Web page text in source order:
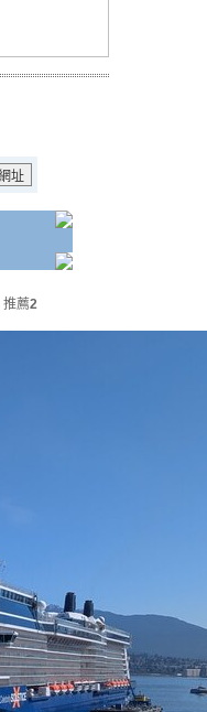
推薦2